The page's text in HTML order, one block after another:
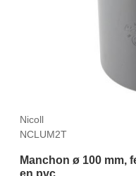
Nicoll
NCLUM2T
Manchon ø 100 mm, femelle-femelle, à coller, gris,
en pvc